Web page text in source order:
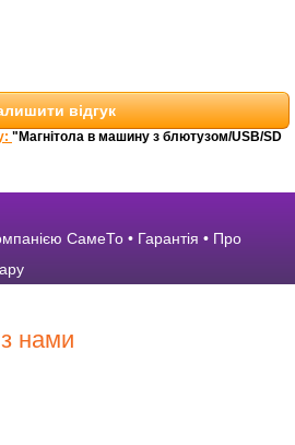
відгук
"Магнітола в машину з блютузом/USB/SD
СамеТо • Гарантія • Про
нами